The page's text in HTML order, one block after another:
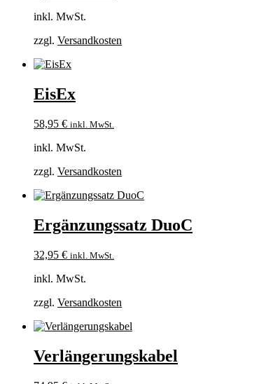
inkl. MwSt.
zzgl. Versandkosten
EisEx
58,95 € inkl. MwSt.
inkl. MwSt.
zzgl. Versandkosten
Ergänzungssatz DuoC
32,95 € inkl. MwSt.
inkl. MwSt.
zzgl. Versandkosten
Verlängerungskabel